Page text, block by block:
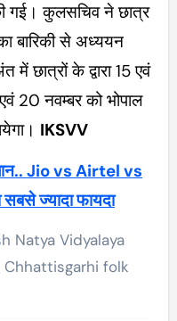
गई। कुलसचिव ने छात्र
बारिकी से अध्ययन
छात्रों के द्वारा 15 एवं
20 नवम्बर को भोपाल
IKSVV
Jio vs Airtel vs
ज्यादा फायदा
Natya Vidyalaya
folk